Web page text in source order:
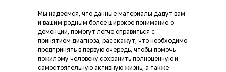
Мы надеемся, что данные материалы дадут вам
и вашим родным более широкое понимание о
деменции, помогут легче справиться с
принятием диагноза, расскажут, что необходимо
предпринять в первую очередь, чтобы помочь
пожилому человеку сохранить полноценную и
самостоятельную активную жизнь, а также